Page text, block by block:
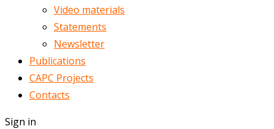
Video materials
Statements
Newsletter
Publications
CAPC Projects
Contacts
Sign in